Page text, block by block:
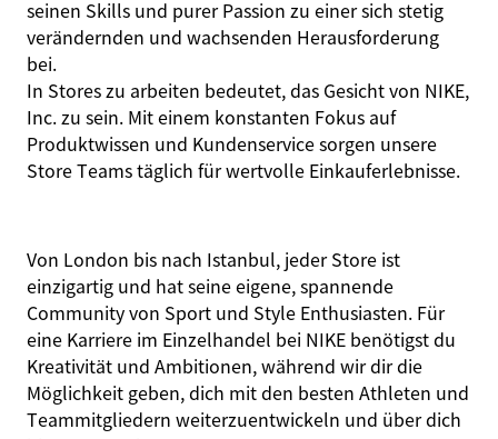
seinen Skills und purer Passion zu einer sich stetig
verändernden und wachsenden Herausforderung
bei.
In Stores zu arbeiten bedeutet, das Gesicht von NIKE,
Inc. zu sein. Mit einem konstanten Fokus auf
Produktwissen und Kundenservice sorgen unsere
Store Teams täglich für wertvolle Einkauferlebnisse.
Von London bis nach Istanbul, jeder Store ist
einzigartig und hat seine eigene, spannende
Community von Sport und Style Enthusiasten. Für
eine Karriere im Einzelhandel bei NIKE benötigst du
Kreativität und Ambitionen, während wir dir die
Möglichkeit geben, dich mit den besten Athleten und
Teammitgliedern weiterzuentwickeln und über dich